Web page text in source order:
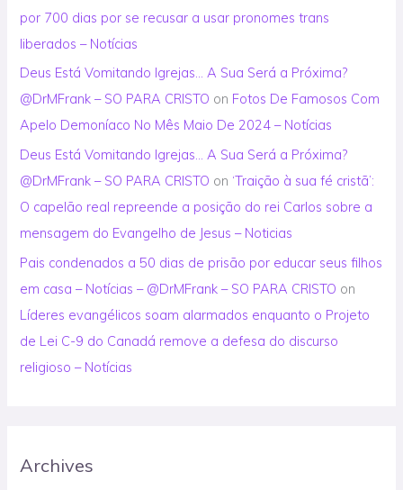
por 700 dias por se recusar a usar pronomes trans
liberados – Notícias
Deus Está Vomitando Igrejas… A Sua Será a Próxima?
@DrMFrank – SO PARA CRISTO on Fotos De Famosos Com
Apelo Demoníaco No Mês Maio De 2024 – Notícias
Deus Está Vomitando Igrejas… A Sua Será a Próxima?
@DrMFrank – SO PARA CRISTO on ‘Traição à sua fé cristã’:
O capelão real repreende a posição do rei Carlos sobre a
mensagem do Evangelho de Jesus – Noticias
Pais condenados a 50 dias de prisão por educar seus filhos
em casa – Notícias – @DrMFrank – SO PARA CRISTO on
Líderes evangélicos soam alarmados enquanto o Projeto
de Lei C-9 do Canadá remove a defesa do discurso
religioso – Notícias
Archives